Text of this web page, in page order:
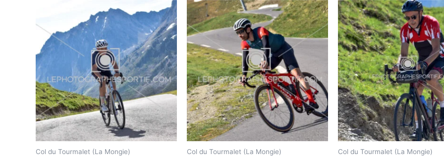
Col du Tourmalet (La Mongie) Col du Tourmalet (La Mongie) Col du Tourmalet (La Mongie)